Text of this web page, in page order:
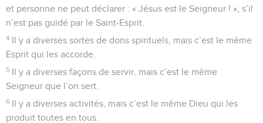
et personne ne peut déclarer : « Jésus est le Seigneur ! », s’il
n’est pas guidé par le Saint-Esprit.
4 Il y a diverses sortes de dons spirituels, mais c’est le même
Esprit qui les accorde.
5 Il y a diverses façons de servir, mais c’est le même
Seigneur que l’on sert.
6 Il y a diverses activités, mais c’est le même Dieu qui les
produit toutes en tous.